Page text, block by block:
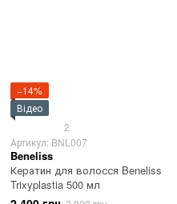
−14%
Відео
2
Артикул: BNL007
Beneliss
Кератин для волосся Beneliss
Trixyplastia 500 мл